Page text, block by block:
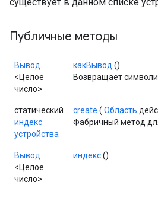
Публичные методы
Вывод
<Целое
число>
какВывод ()
Возвращает
статический
индекс
устройства
create ( Область
Фабричный метод
Вывод
<Целое
число>
индекс()